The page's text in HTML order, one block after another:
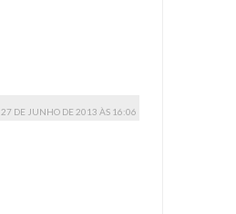
27 DE JUNHO DE 2013 ÀS 16:06